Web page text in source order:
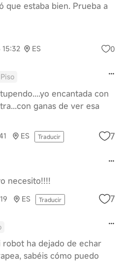
que estaba bien. Prueba a
ES 0
encantada con
ganas de ver esa
ES Traducir 7
necesito!!!!
ES Traducir 7
robot ha dejado de echar
sabéis cómo puedo